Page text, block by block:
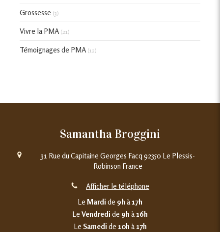
Grossesse (3)
Vivre la PMA (21)
Témoignages de PMA (12)
Samantha Broggini
31 Rue du Capitaine Georges Facq 92350 Le Plessis-
Robinson France
Afficher le téléphone
Le Mardi de 9h à17h
Le Vendredi de 9h à16h
Le Samedi de 10h à17h